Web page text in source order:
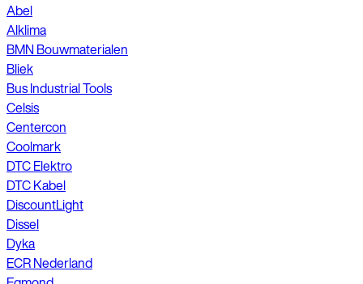
Abel
Alklima
BMN Bouwmaterialen
Bliek
Bus Industrial Tools
Celsis
Centercon
Coolmark
DTC Elektro
DTC Kabel
DiscountLight
Dissel
Dyka
ECR Nederland